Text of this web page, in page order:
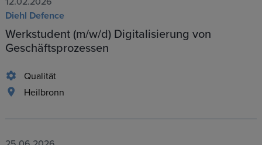
Diehl Defence
Werkstudent (m/w/d) Digitalisierung von
Geschäftsprozessen
Qualität
Heilbronn